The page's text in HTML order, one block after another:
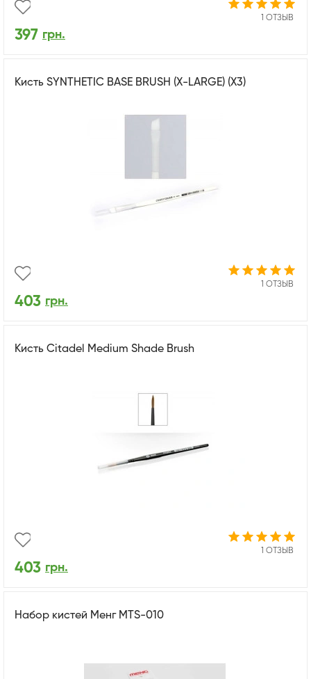
1 ОТЗЫВ
397 грн.
Кисть SYNTHETIC BASE BRUSH (X-LARGE) (X3)
1 ОТЗЫВ
403 грн.
Кисть Citadel Medium Shade Brush
1 ОТЗЫВ
403 грн.
Набор кистей Менг MTS-010